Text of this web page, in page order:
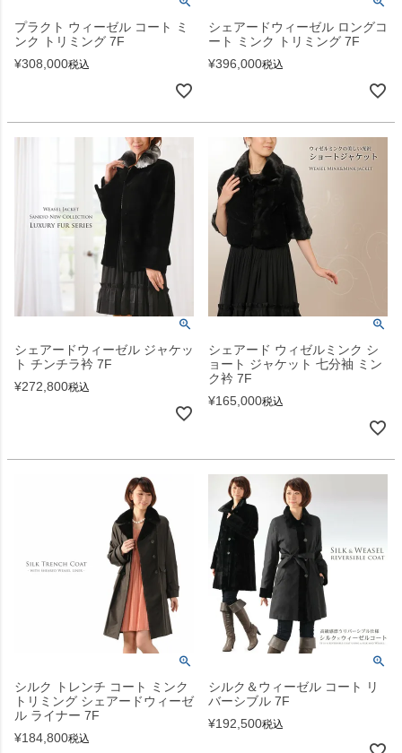
プラクト ウィーゼル コート ミ
ンク トリミング 7F
¥308,000税込
シェアードウィーゼル ロングコ
ート ミンク トリミング 7F
¥396,000税込
シェアードウィーゼル ジャケッ
ト チンチラ衿 7F
¥272,800税込
シェアード ウィゼルミンク シ
ョート ジャケット 七分袖 ミン
ク衿 7F
¥165,000税込
シルク トレンチ コート ミンク
トリミング シェアードウィーゼ
ル ライナー 7F
¥184,800税込
シルク＆ウィーゼル コート リ
バーシブル 7F
¥192,500税込